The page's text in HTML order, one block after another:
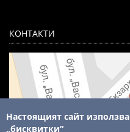
КОНТАКТИ
Настоящият сайт използва
„бисквитки“